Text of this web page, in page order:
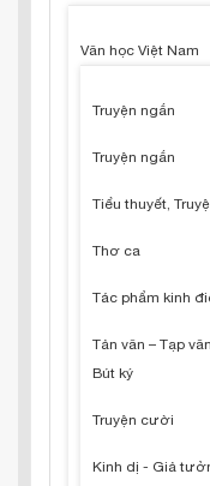
Văn học Việt Nam
Truyện ngắn
Truyện ngắn
Tiểu thuyết,
Thơ ca
Tác phẩm kinh
Tản văn – Tạp
Bút ký
Truyện cười
Kinh dị - Giả